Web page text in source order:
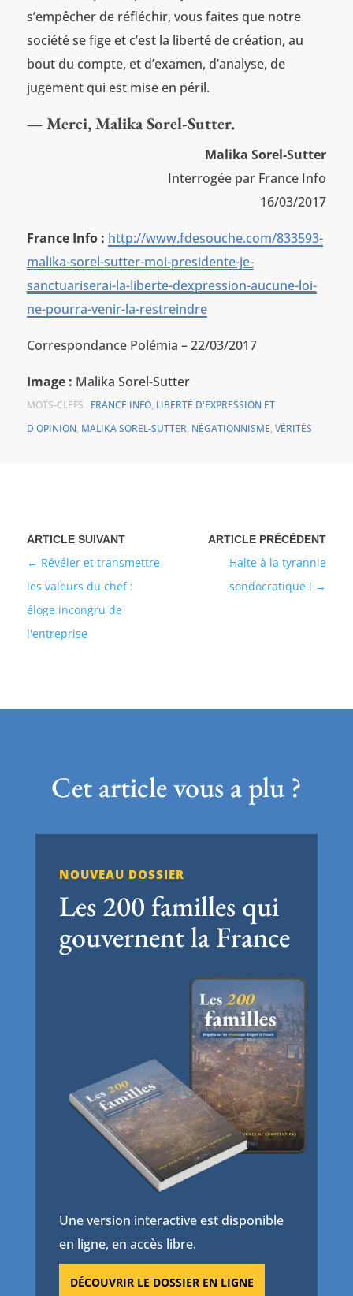
s’empêcher de réfléchir, vous faites que notre
société se fige et c’est la liberté de création, au
bout du compte, et d’examen, d’analyse, de
jugement qui est mise en péril.
— Merci, Malika Sorel-Sutter.
Malika Sorel-Sutter
Interrogée par France Info
16/03/2017
France Info : http://www.fdesouche.com/833593-
malika-sorel-sutter-moi-presidente-je-
sanctuariserai-la-liberte-dexpression-aucune-loi-
ne-pourra-venir-la-restreindre
Correspondance Polémia – 22/03/2017
Image : Malika Sorel-Sutter
MOTS-CLEFS : FRANCE INFO, LIBERTÉ D'EXPRESSION ET
D'OPINION, MALIKA SOREL-SUTTER, NÉGATIONNISME, VÉRITÉS
Halte à la tyrannie
sondocratique !
Révéler et transmettre
les valeurs du chef :
éloge incongru de
l'entreprise
Cet article vous a plu ?
NOUVEAU DOSSIER
Les 200 familles qui
gouvernent la France
Une version interactive est disponible
en ligne, en accès libre.
DÉCOUVRIR LE DOSSIER EN LIGNE